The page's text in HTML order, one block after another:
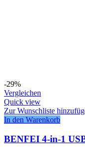
-29%
Vergleichen
Quick view
Zur Wunschliste
In den Warenkorb
BENFEI 4-in-1